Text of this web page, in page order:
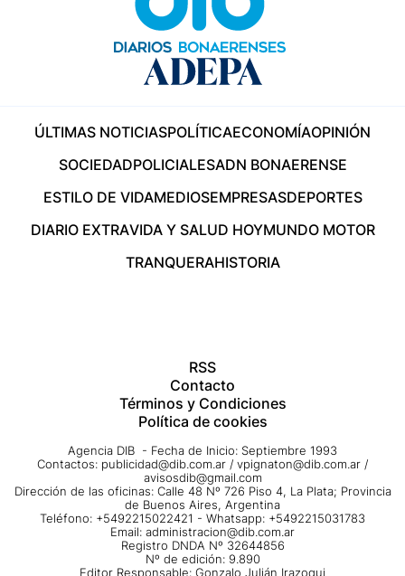
ÚLTIMAS NOTICIASPOLÍTICAECONOMÍAOPINIÓN
SOCIEDADPOLICIALESADN BONAERENSE
ESTILO DE VIDAMEDIOSEMPRESASDEPORTES
DIARIO EXTRAVIDA Y SALUD HOYMUNDO MOTOR
TRANQUERAHISTORIA
RSS
Contacto
Términos y Condiciones
Política de cookies
Agencia DIB - Fecha de Inicio: Septiembre 1993
Contactos: publicidad@dib.com.ar / vpignaton@dib.com.ar /
avisosdib@gmail.com
Dirección de las oficinas: Calle 48 Nº 726 Piso 4, La Plata; Provincia
de Buenos Aires, Argentina
Teléfono: +5492215022421 - Whatsapp: +5492215031783
Email: administracion@dib.com.ar
Registro DNDA Nº 32644856
Nº de edición: 9.890
Editor Responsable: Gonzalo Julián Irazoqui